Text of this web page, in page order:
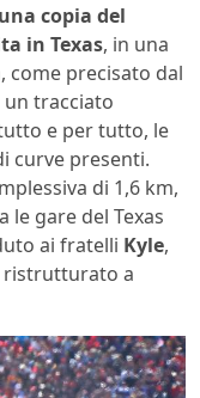
copia del
in Texas, in una
come precisato dal
un tracciato
e per tutto, le
curve presenti.
di 1,6 km,
le gare del Texas
ai fratelli Kyle,
ristrutturato a